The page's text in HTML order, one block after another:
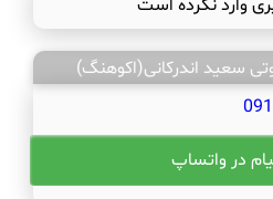
وارد نکرده است
سعید اندرکانی(اکوهنگ)
در واتساپ